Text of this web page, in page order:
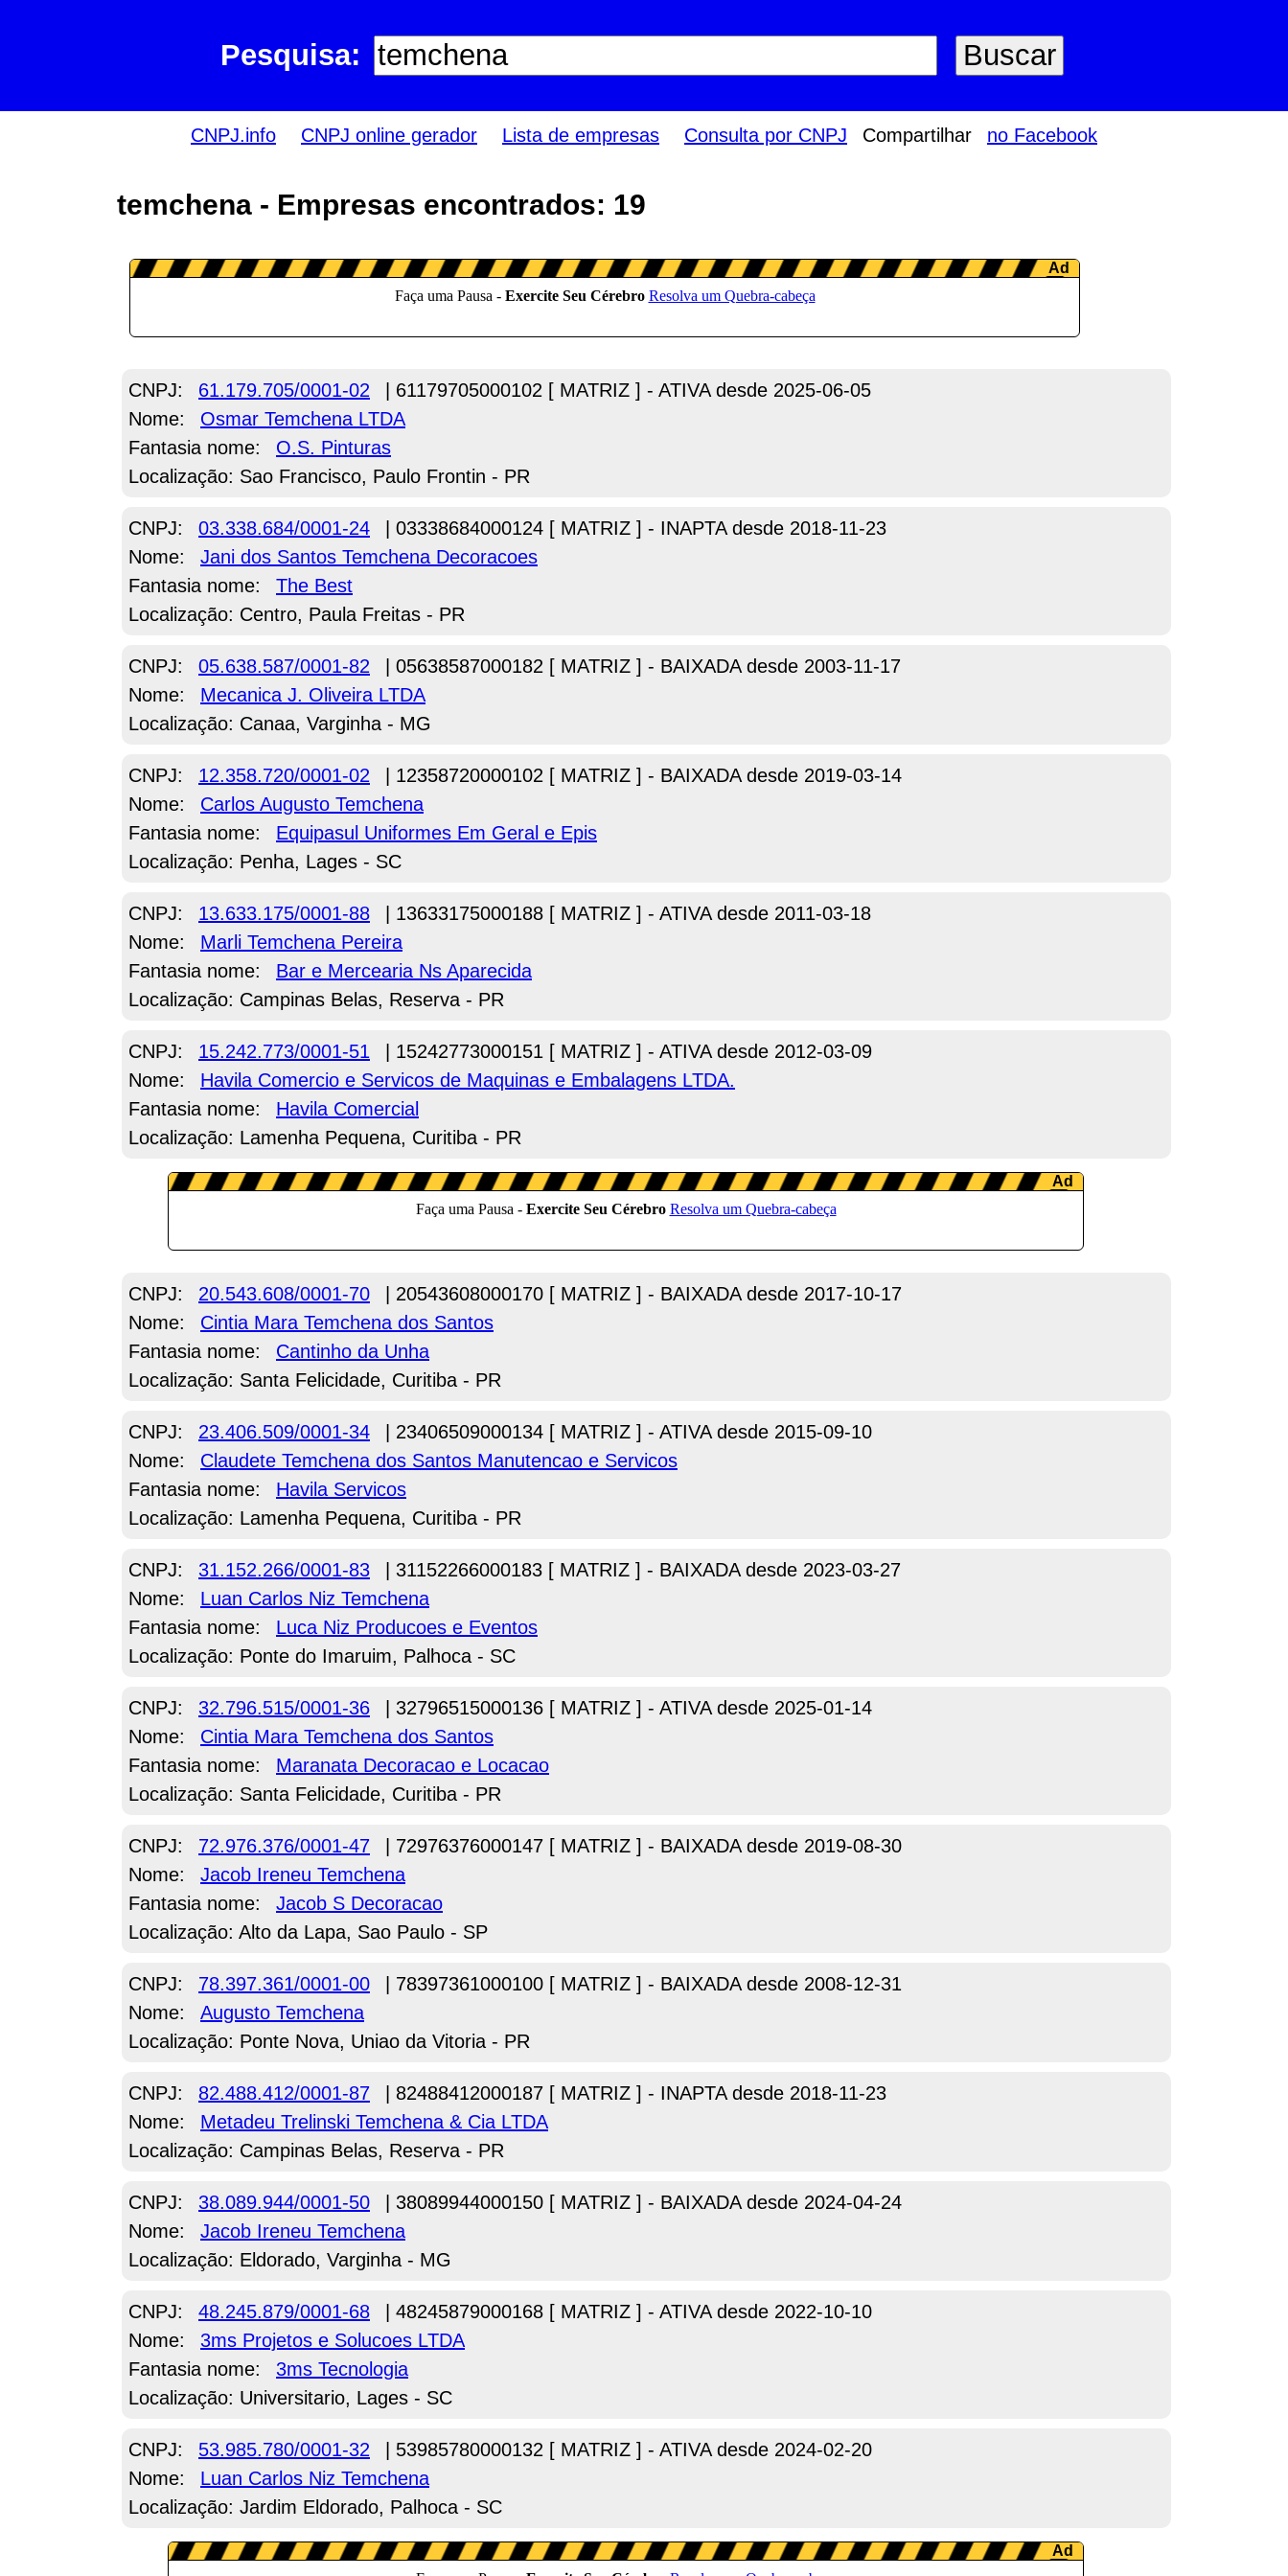
Pesquisa:
CNPJ.info CNPJ online gerador Lista de empresas Consulta por CNPJ Compartilhar no Facebook
temchena - Empresas encontrados: 19
CNPJ: 61.179.705/0001-02
| 61179705000102 [ MATRIZ ] - ATIVA desde 2025-06-05
Nome:
Osmar Temchena LTDA
Fantasia nome:
O.S. Pinturas
Localização: Sao Francisco, Paulo Frontin - PR
CNPJ: 03.338.684/0001-24
| 03338684000124 [ MATRIZ ] - INAPTA desde 2018-11-23
Nome:
Jani dos Santos Temchena Decoracoes
Fantasia nome:
The Best
Localização: Centro, Paula Freitas - PR
CNPJ: 05.638.587/0001-82
| 05638587000182 [ MATRIZ ] - BAIXADA desde 2003-11-17
Nome:
Mecanica J. Oliveira LTDA
Localização: Canaa, Varginha - MG
CNPJ: 12.358.720/0001-02
| 12358720000102 [ MATRIZ ] - BAIXADA desde 2019-03-14
Nome:
Carlos Augusto Temchena
Fantasia nome:
Equipasul Uniformes Em Geral e Epis
Localização: Penha, Lages - SC
CNPJ: 13.633.175/0001-88
| 13633175000188 [ MATRIZ ] - ATIVA desde 2011-03-18
Nome:
Marli Temchena Pereira
Fantasia nome:
Bar e Mercearia Ns Aparecida
Localização: Campinas Belas, Reserva - PR
CNPJ: 15.242.773/0001-51
| 15242773000151 [ MATRIZ ] - ATIVA desde 2012-03-09
Nome:
Havila Comercio e Servicos de Maquinas e Embalagens LTDA.
Fantasia nome:
Havila Comercial
Localização: Lamenha Pequena, Curitiba - PR
CNPJ: 20.543.608/0001-70
| 20543608000170 [ MATRIZ ] - BAIXADA desde 2017-10-17
Nome:
Cintia Mara Temchena dos Santos
Fantasia nome:
Cantinho da Unha
Localização: Santa Felicidade, Curitiba - PR
CNPJ: 23.406.509/0001-34
| 23406509000134 [ MATRIZ ] - ATIVA desde 2015-09-10
Nome:
Claudete Temchena dos Santos Manutencao e Servicos
Fantasia nome:
Havila Servicos
Localização: Lamenha Pequena, Curitiba - PR
CNPJ: 31.152.266/0001-83
| 31152266000183 [ MATRIZ ] - BAIXADA desde 2023-03-27
Nome:
Luan Carlos Niz Temchena
Fantasia nome:
Luca Niz Producoes e Eventos
Localização: Ponte do Imaruim, Palhoca - SC
CNPJ: 32.796.515/0001-36
| 32796515000136 [ MATRIZ ] - ATIVA desde 2025-01-14
Nome:
Cintia Mara Temchena dos Santos
Fantasia nome:
Maranata Decoracao e Locacao
Localização: Santa Felicidade, Curitiba - PR
CNPJ: 72.976.376/0001-47
| 72976376000147 [ MATRIZ ] - BAIXADA desde 2019-08-30
Nome:
Jacob Ireneu Temchena
Fantasia nome:
Jacob S Decoracao
Localização: Alto da Lapa, Sao Paulo - SP
CNPJ: 78.397.361/0001-00
| 78397361000100 [ MATRIZ ] - BAIXADA desde 2008-12-31
Nome:
Augusto Temchena
Localização: Ponte Nova, Uniao da Vitoria - PR
CNPJ: 82.488.412/0001-87
| 82488412000187 [ MATRIZ ] - INAPTA desde 2018-11-23
Nome:
Metadeu Trelinski Temchena & Cia LTDA
Localização: Campinas Belas, Reserva - PR
CNPJ: 38.089.944/0001-50
| 38089944000150 [ MATRIZ ] - BAIXADA desde 2024-04-24
Nome:
Jacob Ireneu Temchena
Localização: Eldorado, Varginha - MG
CNPJ: 48.245.879/0001-68
| 48245879000168 [ MATRIZ ] - ATIVA desde 2022-10-10
Nome:
3ms Projetos e Solucoes LTDA
Fantasia nome:
3ms Tecnologia
Localização: Universitario, Lages - SC
CNPJ: 53.985.780/0001-32
| 53985780000132 [ MATRIZ ] - ATIVA desde 2024-02-20
Nome:
Luan Carlos Niz Temchena
Localização: Jardim Eldorado, Palhoca - SC